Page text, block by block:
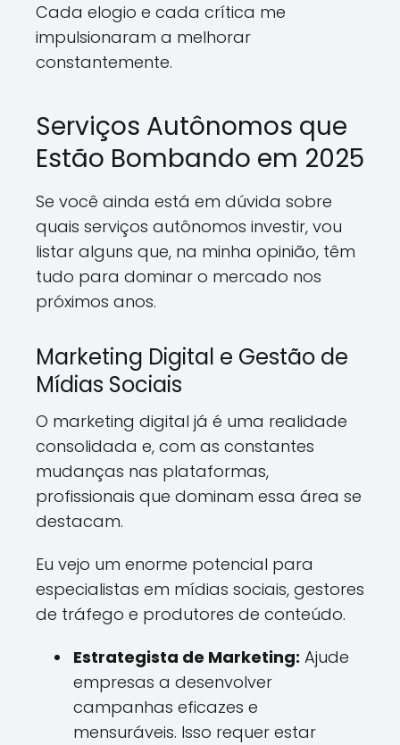
Cada elogio e cada crítica me
impulsionaram a melhorar
constantemente.
Serviços Autônomos que
Estão Bombando em 2025
Se você ainda está em dúvida sobre
quais serviços autônomos investir, vou
listar alguns que, na minha opinião, têm
tudo para dominar o mercado nos
próximos anos.
Marketing Digital e Gestão de
Mídias Sociais
O marketing digital já é uma realidade
consolidada e, com as constantes
mudanças nas plataformas,
profissionais que dominam essa área se
destacam.
Eu vejo um enorme potencial para
especialistas em mídias sociais, gestores
de tráfego e produtores de conteúdo.
Estrategista de Marketing: Ajude
empresas a desenvolver
campanhas eficazes e
mensuráveis. Isso requer estar